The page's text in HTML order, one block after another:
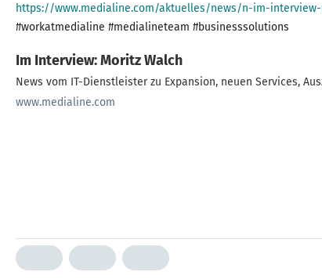
https://www.medialine.com/aktuelles/news/n-im-interview-
#workatmedialine #medialineteam #businesssolutions
Im Interview: Moritz Walch
News vom IT-Dienstleister zu Expansion, neuen Services,
www.medialine.com